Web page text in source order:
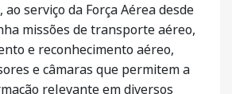
, ao serviço da Força Aérea desde
missões de transporte aéreo,
e reconhecimento aéreo,
e câmaras que permitem a
relevante em diversos